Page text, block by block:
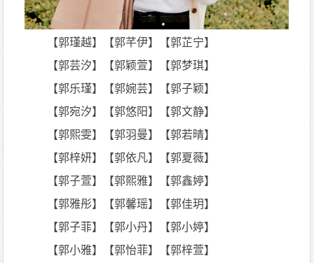
【郭瑾越】【郭芊伊】【郭芷宁】
【郭芸汐】【郭颖萱】【郭梦琪】
【郭乐瑾】【郭婉芸】【郭子颖】
【郭宛汐】【郭悠阳】【郭文静】
【郭熙雯】【郭羽曼】【郭若晴】
【郭梓妍】【郭依凡】【郭夏薇】
【郭子萱】【郭熙雅】【郭鑫婷】
【郭雅彤】【郭馨瑶】【郭佳玥】
【郭子菲】【郭小丹】【郭小婷】
【郭小雅】【郭怡菲】【郭梓萱】